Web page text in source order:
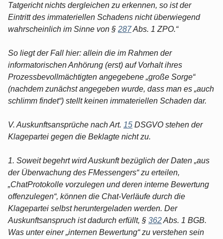
Tatgericht nichts dergleichen zu erkennen, so ist der
Eintritt des immateriellen Schadens nicht überwiegend
wahrscheinlich im Sinne von § 287Abs. 1 ZPO.“
So liegt der Fall hier: allein die im Rahmen der
informatorischen Anhörung (erst) auf Vorhalt ihres
Prozessbevollmächtigten angegebene „große Sorge“
(nachdem zunächst angegeben wurde, dass man es „auch
schlimm findet“) stellt keinen immateriellen Schaden dar.
V. Auskunftsansprüche nach Art. 15 DSGVO stehen der
Klagepartei gegen die Beklagte nicht zu.
1. Soweit begehrt wird Auskunft bezüglich der Daten „aus
der Überwachung des FMessengers“ zu erteilen,
„ChatProtokolle vorzulegen und deren interne Bewertung
offenzulegen“, können die Chat-Verläufe durch die
Klagepartei selbst heruntergeladen werden. Der
Auskunftsanspruch ist dadurch erfüllt, § 362Abs. 1 BGB.
Was unter einer „internen Bewertung“ zu verstehen sein